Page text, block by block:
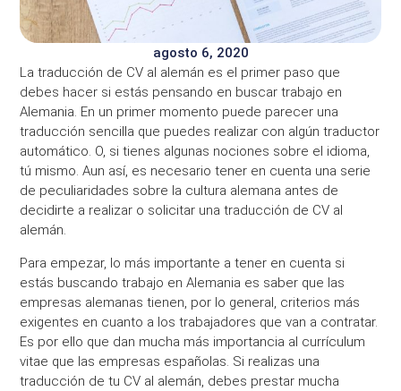
agosto 6, 2020
La traducción de CV al alemán es el primer paso que
debes hacer si estás pensando en buscar trabajo en
Alemania. En un primer momento puede parecer una
traducción sencilla que puedes realizar con algún traductor
automático. O, si tienes algunas nociones sobre el idioma,
tú mismo. Aun así, es necesario tener en cuenta una serie
de peculiaridades sobre la cultura alemana antes de
decidirte a realizar o solicitar una traducción de CV al
alemán.
Para empezar, lo más importante a tener en cuenta si
estás buscando trabajo en Alemania es saber que las
empresas alemanas tienen, por lo general, criterios más
exigentes en cuanto a los trabajadores que van a contratar.
Es por ello que dan mucha más importancia al currículum
vitae que las empresas españolas. Si realizas una
traducción de tu CV al alemán, debes prestar mucha